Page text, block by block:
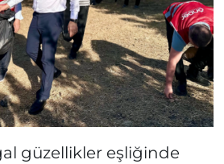
güzellikler eşliğinde